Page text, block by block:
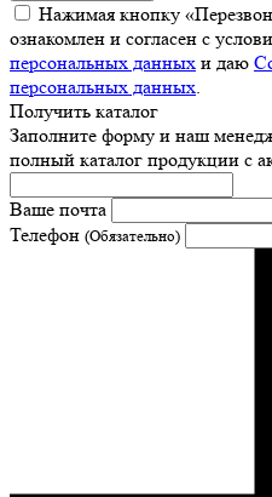
Нажимая кнопку
ознакомлен и согласен с
персональных данных и даю
персональных данных.
Получить каталог
Заполните форму и наш
полный каталог продукции с
Ваше почта
Телефон (Обязательно)